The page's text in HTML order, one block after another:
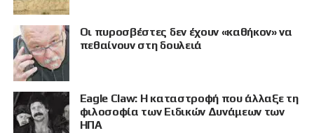
Οι πυροσβέστες δεν έχουν «καθήκον» να
πεθαίνουν στη δουλειά
Eagle Claw: Η καταστροφή που άλλαξε τη
φιλοσοφία των Ειδικών Δυνάμεων των
ΗΠΑ